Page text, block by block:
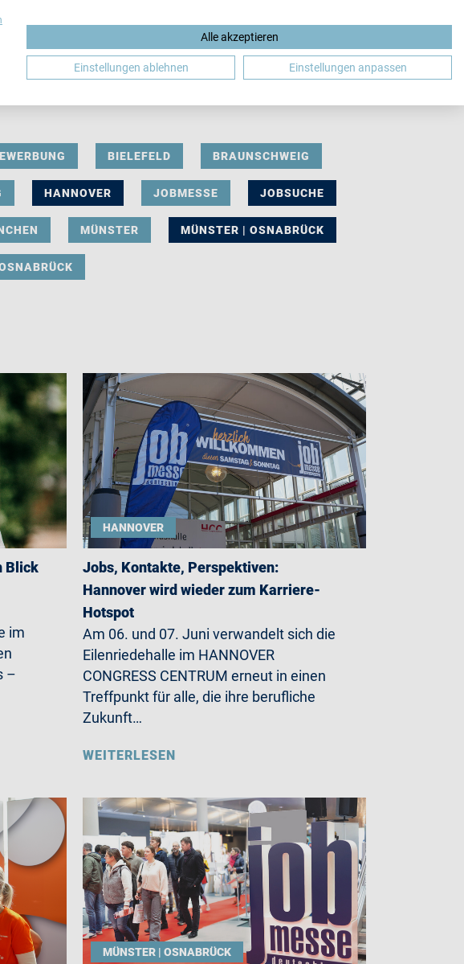
DE
BIELEFELD BRAUNSCHWEIG
HANNOVER JOBMESSE JOBSUCHE
MÜNSTER MÜNSTER | OSNABRÜCK
Blick
im
–
HANNOVER
Jobs, Kontakte, Perspektiven:
Hannover wird wieder zum Karriere-
Hotspot
Am 06. und 07. Juni verwandelt sich die
Eilenriedehalle im HANNOVER
CONGRESS CENTRUM erneut in einen
Treffpunkt für alle, die ihre berufliche
Zukunft…
WEITERLESEN
MÜNSTER | OSNABRÜCK
Alle akzeptieren
Einstellungen ablehnen Einstellungen anpassen